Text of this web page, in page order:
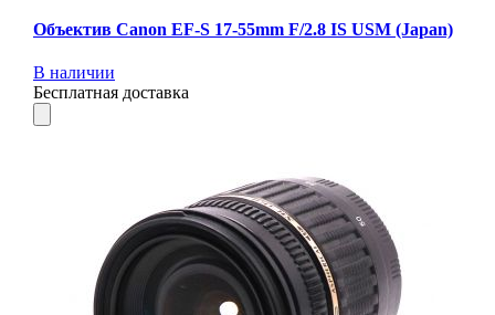
Объектив Canon EF-S 17-55mm F/2.8 IS USM (Japan)
В наличии
Бесплатная доставка